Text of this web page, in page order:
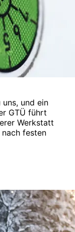
und ein
GTÜ führt
Werkstatt
festen